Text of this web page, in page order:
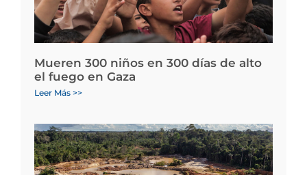
Mueren 300 niños en 300 días de alto
el fuego en Gaza
Leer Más >>